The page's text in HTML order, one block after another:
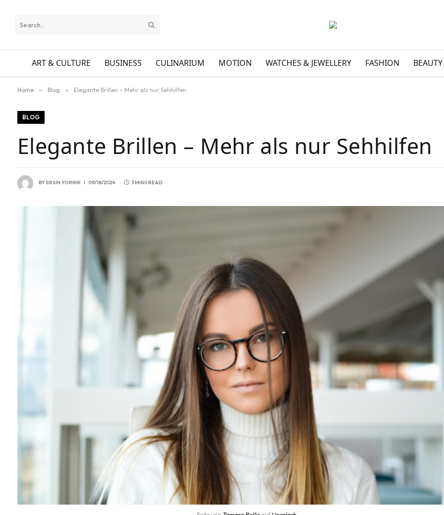
ART & CULTURE BUSINESS CULINARIUM MOTION WATCHES & JEWELLERY FASHION
Home » Blog » Elegante Brillen – Mehr als nur Sehhilfen
BLOG
Elegante Brillen – Mehr als nur Sehhilfen
BYERSIN YORNIK 09/18/2024 3 MINS READ